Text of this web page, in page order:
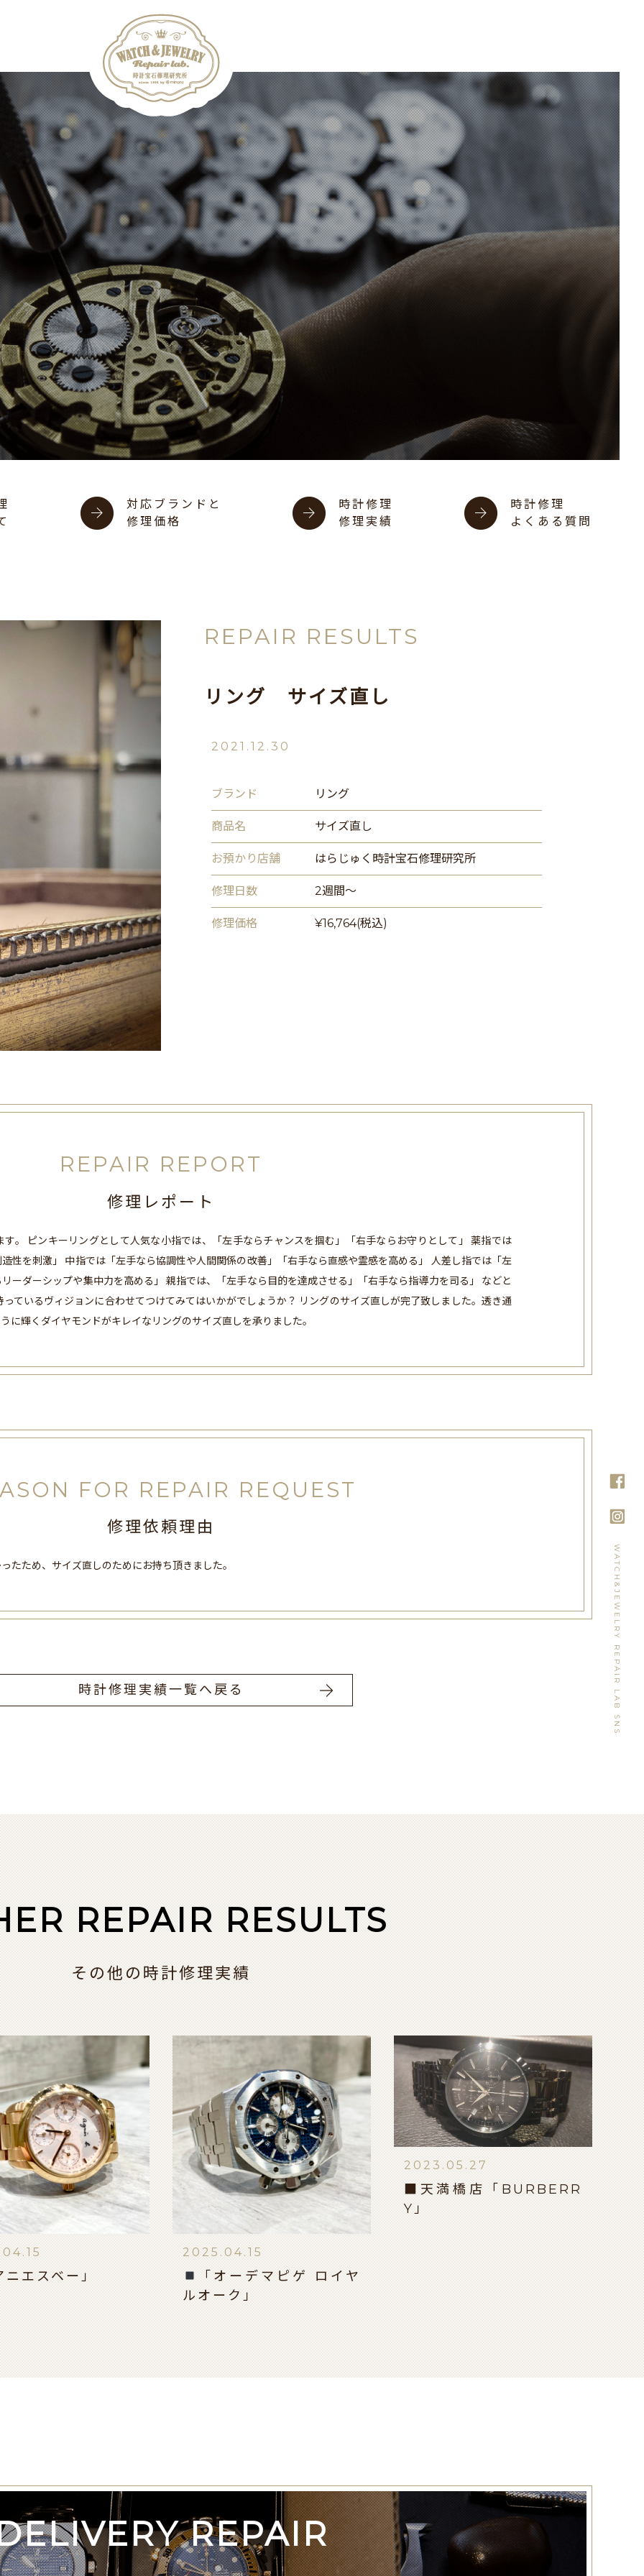
対応ブランドと
修理価格
時計修理
修理実績
時計修理
よくある質問
REPAIR RESULTS
リング サイズ直し
2021.12.30
ブランド リング
商品名 サイズ直し
お預かり店舗 はらじゅく時計宝石修理研究所
修理日数 2週間〜
修理価格 ¥16,764(税込)
REPAIR REPORT
修理レポート
。 ピンキーリングとして人気な小指では、「左手ならチャンスを掴む」「右手ならお守りとして」 薬指では
性を刺激」 中指では「左手なら協調性や人間関係の改善」「右手なら直感や霊感を高める」 人差し指では「左
ーダーシップや集中力を高める」 親指では、「左手なら目的を達成させる」「右手なら指導力を司る」 などと
ているヴィジョンに合わせてつけてみてはいかがでしょうか？ リングのサイズ直しが完了致しました。透き通
に輝くダイヤモンドがキレイなリングのサイズ直しを承りました。
FOR REPAIR REQUEST
修理依頼理由
たため、サイズ直しのためにお持ち頂きました。
時計修理実績一覧へ戻る
REPAIR RESULTS
その他の時計修理実績
エスベー」
2025.04.15
「オーデマピゲ ロイヤ
ルオーク」
2023.05.27
■天満橋店「BURBERR
Y」
REPAIR
WATCH&JEWELRY REPAIR LAB SNS